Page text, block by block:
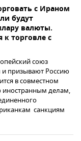
с Ираном
будут
валюты.
торговле с
союз
призывают Россию
в совместном
иностранным делам,
санкциям